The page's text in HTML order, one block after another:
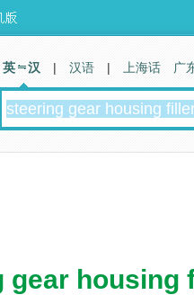
gear housing
英 汉 | 汉语 | 上海话 广